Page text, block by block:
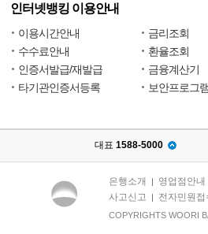
인터넷뱅킹 이용안내
이용시간안내
금리조회
수수료안내
환율조회
인증서발급/재발급
금융계산기
타기관인증서등록
보안프로그
대표 1588-5000
은행소개 | 영업점안내
사고신고 | 전자민원접
COPYRIGHTS WOORI